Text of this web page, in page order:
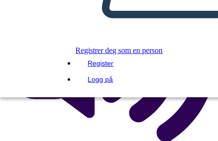
Registrer deg som en person
Register
Logg på